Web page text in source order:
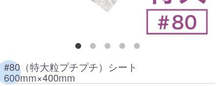
#80（特大粒プチプチ）シート
600mm×400mm